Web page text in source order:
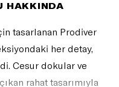
HAKKINDA
tasarlanan Prodiver
her detay,
Cesur dokular ve
rahat tasarımıyla